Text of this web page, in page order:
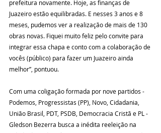
prefeitura novamente. Hoje, as finanças de
Juazeiro estão equilibradas. E nesses 3 anos e 8
meses, pudemos ver a realização de mais de 130
obras novas. Fiquei muito feliz pelo convite para
integrar essa chapa e conto com a colaboração de
vocês (público) para fazer um Juazeiro ainda
melhor”, pontuou.
Com uma coligação formada por nove partidos -
Podemos, Progressistas (PP), Novo, Cidadania,
União Brasil, PDT, PSDB, Democracia Cristã e PL -
Gledson Bezerra busca a inédita reeleição na